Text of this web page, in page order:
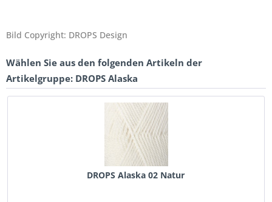
Bild Copyright: DROPS Design
Wählen Sie aus den folgenden Artikeln der
Artikelgruppe: DROPS Alaska
DROPS Alaska 02 Natur